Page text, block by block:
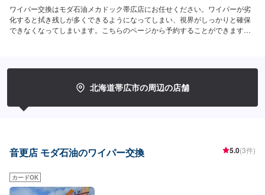
ワイパー交換はモダ石油メカドック帯広店にお任せください。ワイパーが劣
化すると拭き残しが多くできるようになってしまい、視界がしっかりと確保
できなくなってしまいます。こちらのページから予約することができます。<
北海道帯広市の周辺の店舗
音更店 モダ石油のワイパー交換 5.0(3件)
カードOK